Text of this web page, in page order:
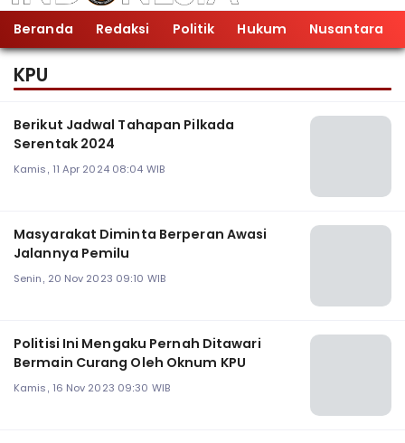
Beranda Redaksi Politik Hukum Nusantara
KPU
Berikut Jadwal Tahapan Pilkada
Serentak 2024
Kamis, 11 Apr 2024 08:04 WIB
Masyarakat Diminta Berperan Awasi
Jalannya Pemilu
Senin, 20 Nov 2023 09:10 WIB
Politisi Ini Mengaku Pernah Ditawari
Bermain Curang Oleh Oknum KPU
Kamis, 16 Nov 2023 09:30 WIB